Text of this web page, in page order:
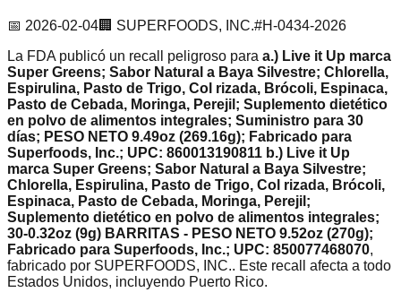
📅 2026-02-04🏢 SUPERFOODS, INC.#H-0434-2026
La FDA publicó un recall peligroso para a.) Live it Up marca
Super Greens; Sabor Natural a Baya Silvestre; Chlorella,
Espirulina, Pasto de Trigo, Col rizada, Brócoli, Espinaca,
Pasto de Cebada, Moringa, Perejil; Suplemento dietético
en polvo de alimentos integrales; Suministro para 30
días; PESO NETO 9.49oz (269.16g); Fabricado para
Superfoods, Inc.; UPC: 860013190811 b.) Live it Up
marca Super Greens; Sabor Natural a Baya Silvestre;
Chlorella, Espirulina, Pasto de Trigo, Col rizada, Brócoli,
Espinaca, Pasto de Cebada, Moringa, Perejil;
Suplemento dietético en polvo de alimentos integrales;
30-0.32oz (9g) BARRITAS - PESO NETO 9.52oz (270g);
Fabricado para Superfoods, Inc.; UPC: 850077468070,
fabricado por SUPERFOODS, INC.. Este recall afecta a todo
Estados Unidos, incluyendo Puerto Rico.